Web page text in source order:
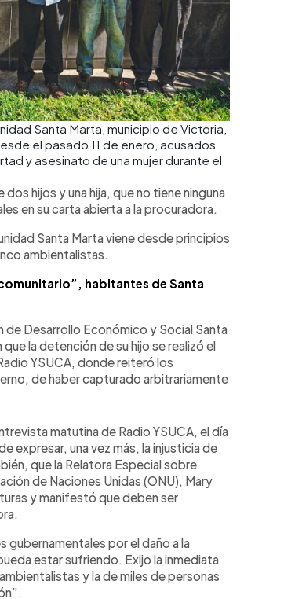
Santa Marta, municipio de Victoria,
el pasado 11 de enero, acusados
y asesinato de una mujer durante el
hijos y una hija, que no tiene ninguna
en su carta abierta a la procuradora.
Santa Marta viene desde principios
ambientalistas.
habitantes de Santa
de Desarrollo Económico y Social Santa
la detención de su hijo se realizó el
YSUCA, donde reiteró los
de haber capturado arbitrariamente
matutina de Radio YSUCA, el día
expresar, una vez más, la injusticia de
que la Relatora Especial sobre
de Naciones Unidas (ONU), Mary
y manifestó que deben ser
gubernamentales por el daño a la
estar sufriendo. Exijo la inmediata
y la de miles de personas